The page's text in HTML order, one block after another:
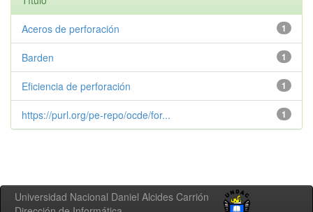
1
Aceros de perforación
1
Barden
1
Eficiencia de perforación
1
https://purl.org/pe-repo/ocde/for...
Universidad Nacional Daniel Alcides Carrión